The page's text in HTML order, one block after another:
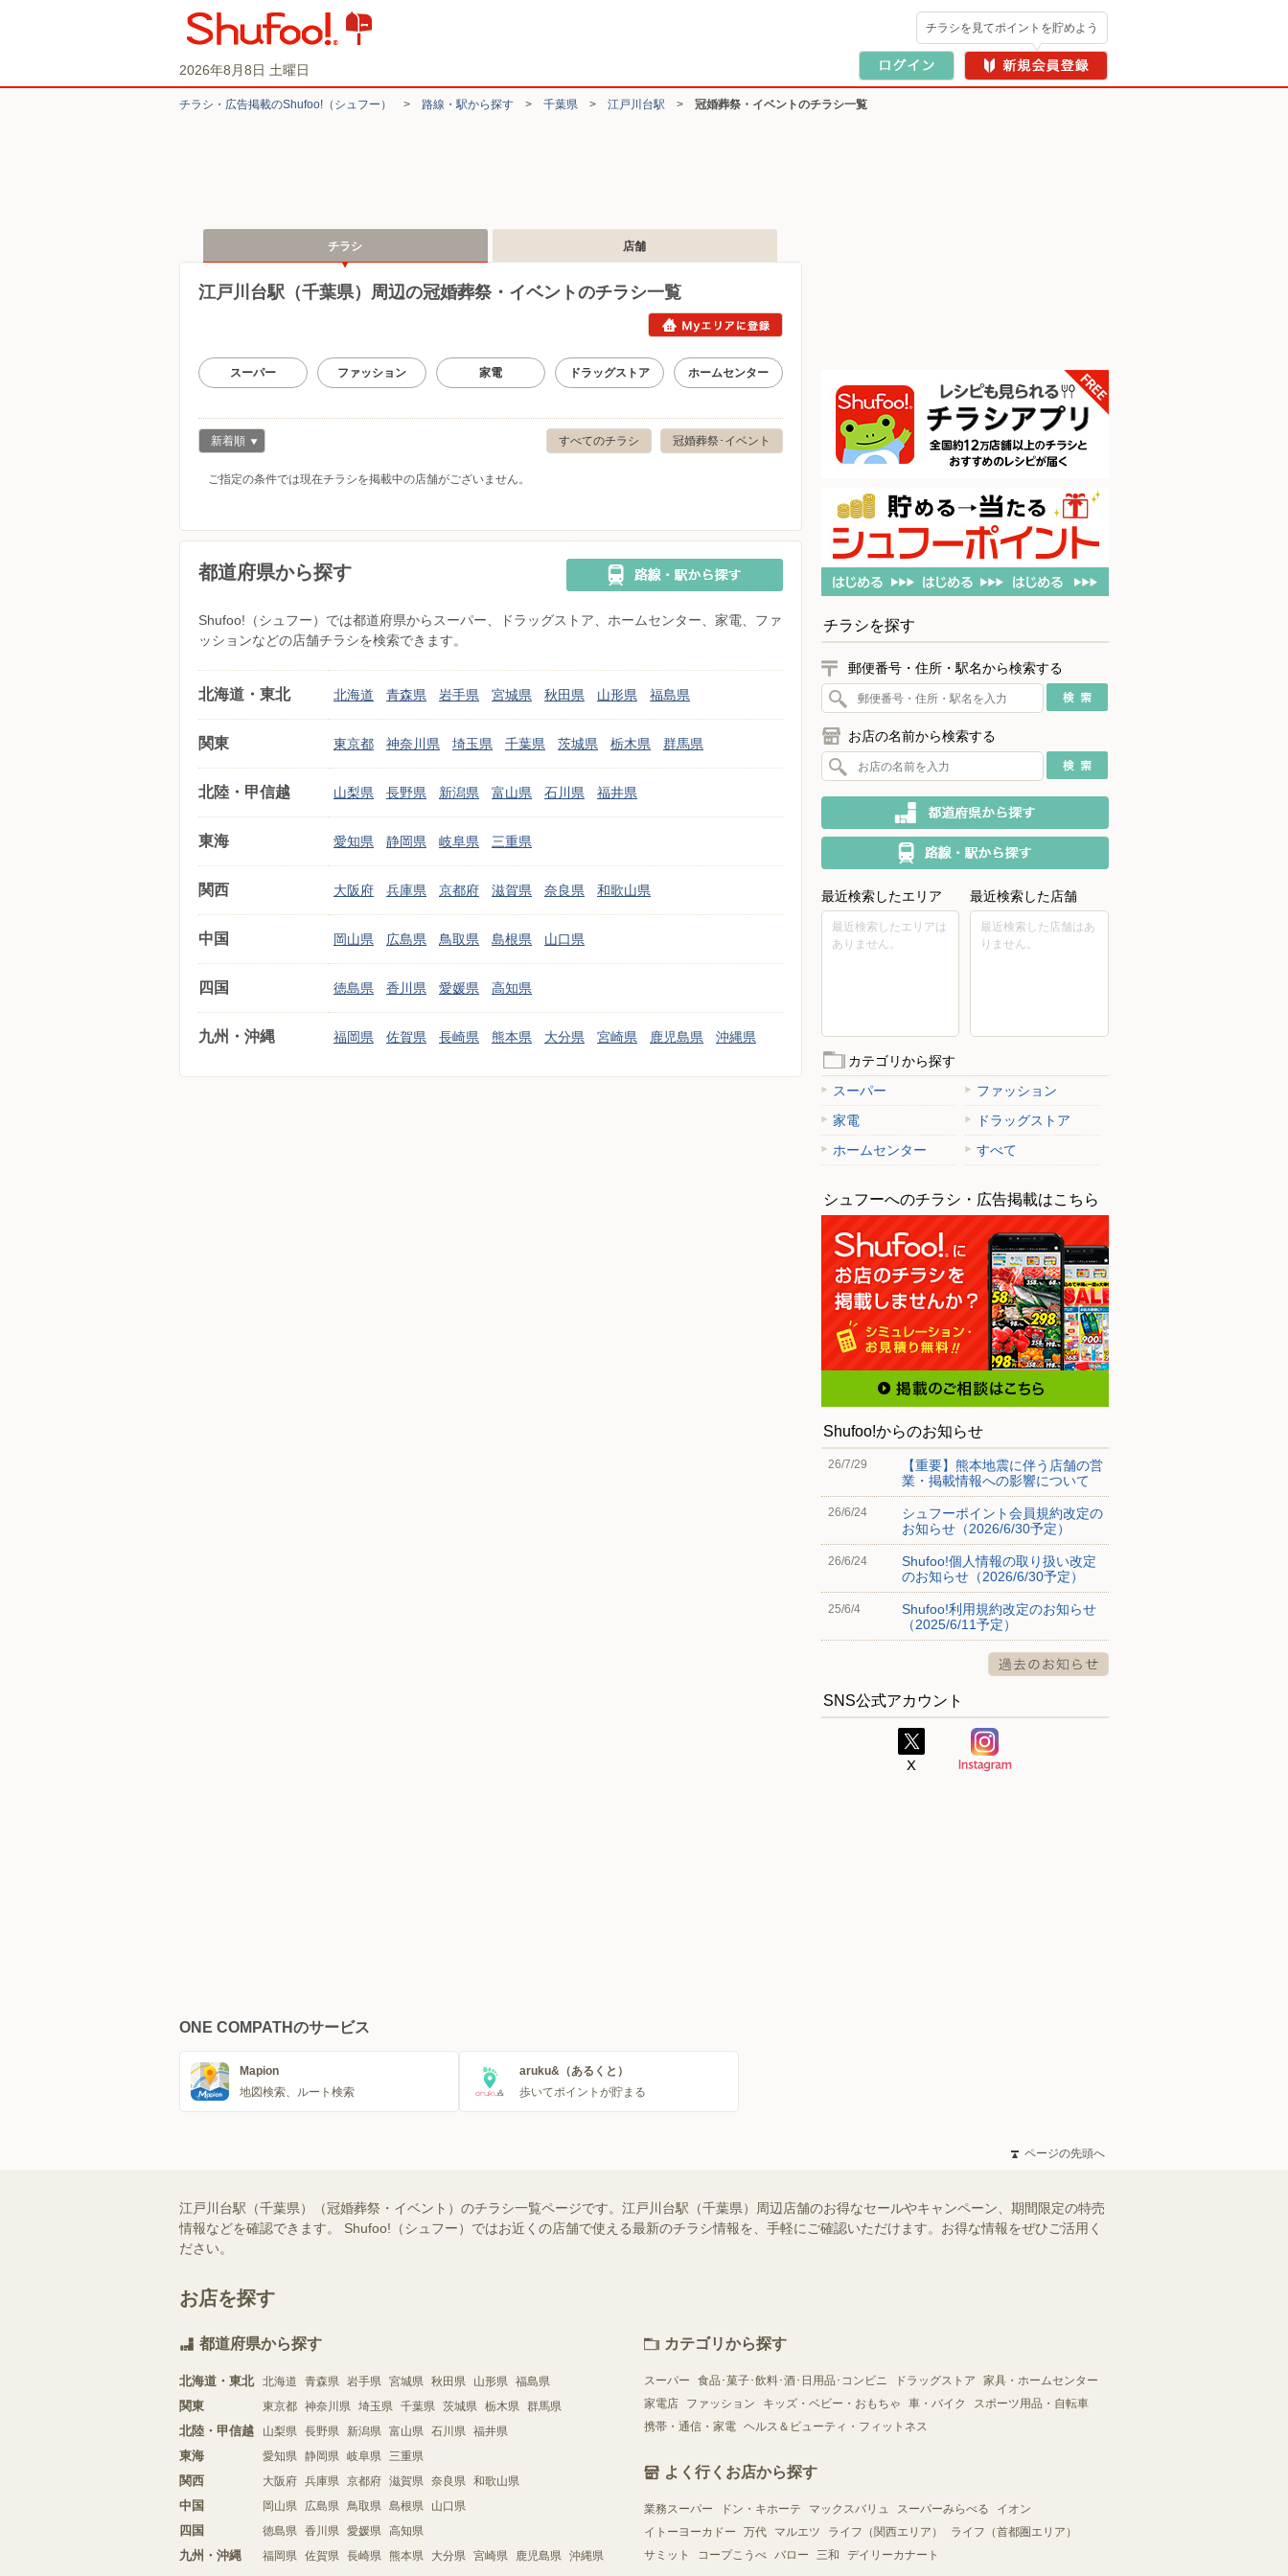
2026年8月8日 土曜日
チラシを見てポイントを貯めよう
チラシ・​広告掲載の​Shufoo!​（シュフー） > 路線・駅から探す > 千葉県 > 江戸川台駅 > 冠婚葬祭・イベントのチラシ一覧
チラシ 店舗
江戸川台駅（千葉県）周辺の冠婚葬祭・イベントのチラシ一覧
スーパー ファッション 家電 ドラッグストア ホームセンター
冠婚葬祭･イベント
すべてのチラシ
新着順
ご指定の条件では現在チラシを掲載中の店舗がございません。
都道府県から探す
Shufoo!（シュフー）では都道府県からスーパー、ドラッグストア、ホームセンター、家電、ファ
ッションなどの店舗チラシを検索できます。
北海道・東北 北海道 青森県 岩手県 宮城県 秋田県 山形県 福島県
関東 東京都 神奈川県 埼玉県 千葉県 茨城県 栃木県 群馬県
北陸・甲信越 山梨県 長野県 新潟県 富山県 石川県 福井県
東海 愛知県 静岡県 岐阜県 三重県
関西 大阪府 兵庫県 京都府 滋賀県 奈良県 和歌山県
中国 岡山県 広島県 鳥取県 島根県 山口県
四国 徳島県 香川県 愛媛県 高知県
九州・沖縄 福岡県 佐賀県 長崎県 熊本県 大分県 宮崎県 鹿児島県 沖縄県
チラシを探す
郵便番号・住所・駅名から検索する
お店の名前から検索する
最近検索したエリア
最近検索したエリアは
ありません。
最近検索した店舗
最近検索した店舗はあ
りません。
カテゴリから探す
スーパー
ファッション
家電
ドラッグストア
ホームセンター
すべて
シュフーへのチラシ・広告掲載はこちら
Shufoo!からのお知らせ
26/7/29
【重要】熊本地震に伴う店舗の営
業・掲載情報への影響について
26/6/24
シュフーポイント会員規約改定の
お知らせ（2026/6/30予定）
26/6/24
Shufoo!個人情報の取り扱い改定
のお知らせ（2026/6/30予定）
25/6/4
Shufoo!利用規約改定のお知らせ
（2025/6/11予定）
SNS公式アカウント
ONE COMPATHのサービス
Mapion
地図検索、ルート検索
aruku&（あるくと）
歩いてポイントが貯まる
ページの先頭へ
江戸川台駅（千葉県）（冠婚葬祭・イベント）のチラシ一覧ページです。江戸川台駅（千葉県）周辺店舗のお得なセールやキャンペーン、期間限定の特売
情報などを確認できます。 Shufoo!（シュフー）ではお近くの店舗で使える最新のチラシ情報を、手軽にご確認いただけます。お得な情報をぜひご活用く
ださい。
お店を探す
都道府県から探す
北海道・東北 北海道 青森県 岩手県 宮城県 秋田県 山形県 福島県
関東 東京都 神奈川県 埼玉県 千葉県 茨城県 栃木県 群馬県
北陸・甲信越 山梨県 長野県 新潟県 富山県 石川県 福井県
東海 愛知県 静岡県 岐阜県 三重県
関西 大阪府 兵庫県 京都府 滋賀県 奈良県 和歌山県
中国 岡山県 広島県 鳥取県 島根県 山口県
四国 徳島県 香川県 愛媛県 高知県
九州・沖縄 福岡県 佐賀県 長崎県 熊本県 大分県 宮崎県 鹿児島県 沖縄県
カテゴリから探す
スーパー 食品･菓子･飲料･酒･日用品･コンビニ ドラッグストア
家具・ホームセンター
家電店
ファッション キッズ・ベビー・おもちゃ 車・バイク
スポーツ用品・自転車
携帯・通信・家電 ヘルス＆ビューティ・フィットネス
よく行くお店から探す
業務スーパー ドン・キホーテ マックスバリュ スーパーみらべる
イオン
イトーヨーカドー
万代 マルエツ ライフ（関西エリア）
ライフ（首都圏エリア）
サミット
コープこうべ バロー 三和 デイリーカナート